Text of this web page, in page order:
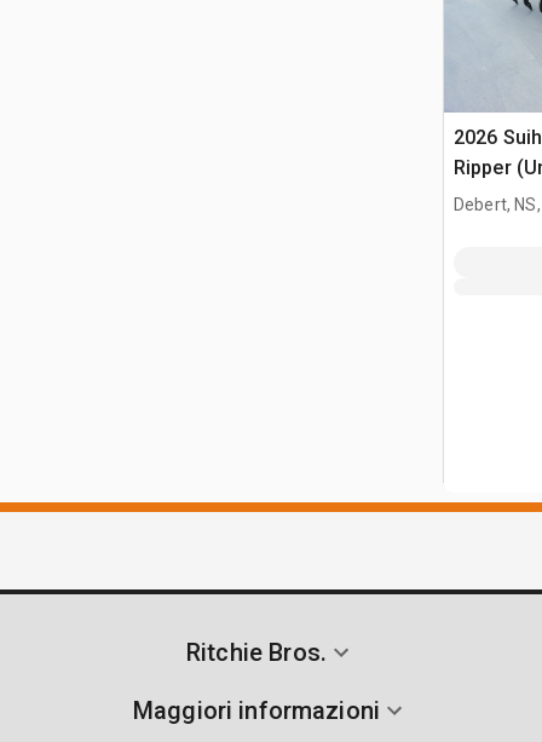
2026
Ripper
Debert,
Ritchie Bros.
Maggiori informazioni